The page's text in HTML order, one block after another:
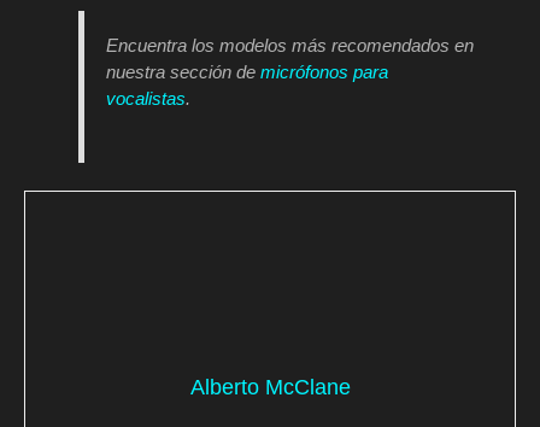
Encuentra los modelos más recomendados en
nuestra sección demicrófonos para
vocalistas.
Alberto McClane